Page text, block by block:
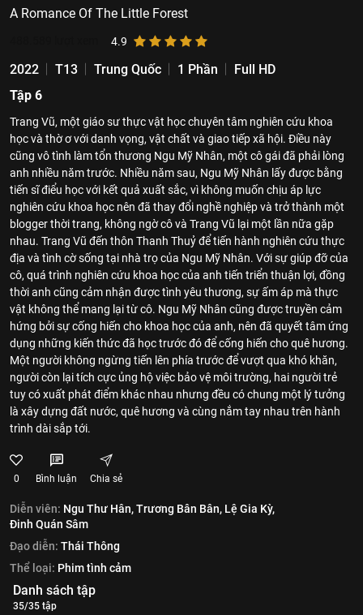
A Romance Of The Little Forest
4.9
2022 T13 Trung Quốc 1 Phần
Full HD
Tập 6
Trang Vũ, một giáo sư thực vật học chuyên tâm nghiên cứu khoa
học và thờ ơ với danh vọng, vật chất và giao tiếp xã hội. Điều này
cũng vô tình làm tổn thương Ngu Mỹ Nhân, một cô gái đã phải lòng
anh nhiều năm trước. Nhiều năm sau, Ngu Mỹ Nhân lấy được bằng
tiến sĩ điểu học với kết quả xuất sắc, vì không muốn chịu áp lực
nghiên cứu khoa học nên đã thay đổi nghề nghiệp và trở thành một
blogger thời trang, không ngờ cô và Trang Vũ lại một lần nữa gặp
nhau. Trang Vũ đến thôn Thanh Thuỷ để tiến hành nghiên cứu thực
địa và tình cờ sống tại nhà trọ của Ngu Mỹ Nhân. Với sự giúp đỡ của
cô, quá trình nghiên cứu khoa học của anh tiến triển thuận lợi, đồng
thời anh cũng cảm nhận được tình yêu thương, sự ấm áp mà thực
vật không thể mang lại từ cô. Ngu Mỹ Nhân cũng được truyền cảm
hứng bởi sự cống hiến cho khoa học của anh, nên đã quyết tâm ứng
dụng những kiến thức đã học trước đó để cống hiến cho quê hương.
Một người không ngừng tiến lên phía trước để vượt qua khó khăn,
người còn lại tích cực ủng hộ việc bảo vệ môi trường, hai người trẻ
tuy có xuất phát điểm khác nhau nhưng đều có chung một lý tưởng
là xây dựng đất nước, quê hương và cùng nắm tay nhau trên hành
trình dài sắp tới.
0 Bình luận Chia sẻ
Diễn viên: Ngu Thư Hân,Trương Bân Bân, Lệ Gia Kỳ,
Đinh Quán Sâm
Đạo diễn: Thái Thông
Thể loại: Phim tình cảm
Danh sách tập
35/35 tập